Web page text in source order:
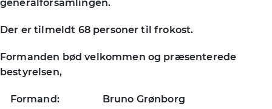
generalforsamlingen.
Der er tilmeldt 68 personer til frokost.
Formanden bød velkommen og præsenterede
bestyrelsen,
Formand: Bruno Grønborg